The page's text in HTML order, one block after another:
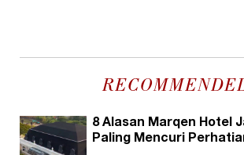
8 Alasan Marqen Hotel
Paling Mencuri